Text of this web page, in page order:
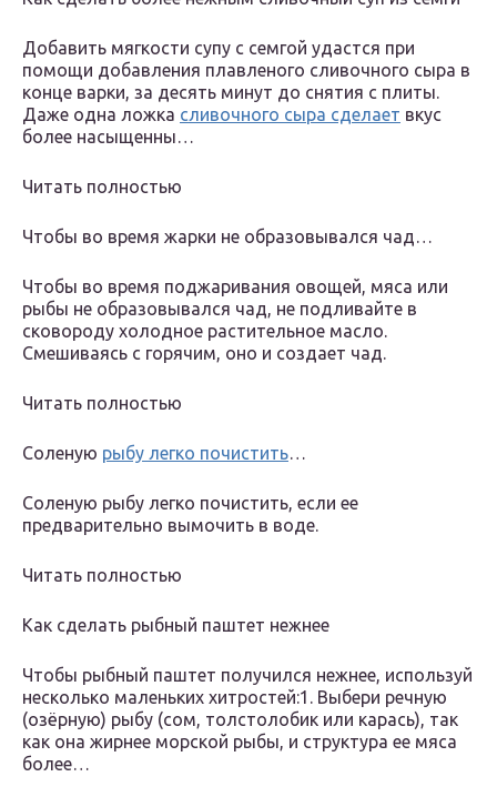
Добавить мягкости супу с семгой удастся при
помощи добавления плавленого сливочного сыра в
конце варки, за десять минут до снятия с плиты.
Даже одна ложка сливочного сыра сделает вкус
более насыщенны…
Читать полностью
Чтобы во время жарки не образовывался чад…
Чтобы во время поджаривания овощей, мяса или
рыбы не образовывался чад, не подливайте в
сковороду холодное растительное масло.
Смешиваясь с горячим, оно и создает чад.
Читать полностью
Соленую рыбу легко почистить…
Соленую рыбу легко почистить, если ее
предварительно вымочить в воде.
Читать полностью
Как сделать рыбный паштет нежнее
Чтобы рыбный паштет получился нежнее, используй
несколько маленьких хитростей:1. Выбери речную
(озёрную) рыбу (сом, толстолобик или карась), так
как она жирнее морской рыбы, и структура ее мяса
более…